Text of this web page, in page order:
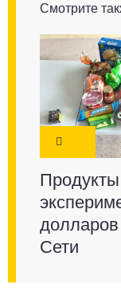
Смотрите
Продукты
долларов
Сети